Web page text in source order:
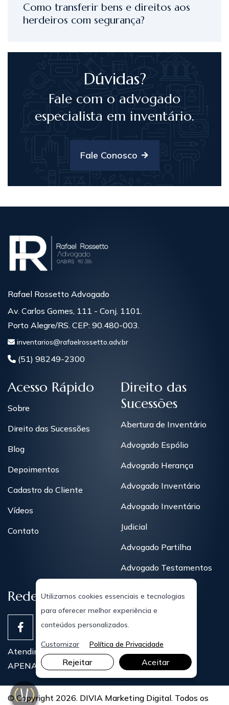
Como transferir bens e direitos aos
herdeiros com segurança?
Dúvidas?
Fale com o advogado
especialista em inventário.
Fale Conosco
Rafael Rossetto Advogado
Av. Carlos Gomes, 111 - Conj. 1101.
Porto Alegre/RS. CEP: 90.480-003.
inventarios@rafaelrossetto.adv.br
(51) 98249-2300
Acesso Rápido
Sobre
Direito das Sucessões
Blog
Depoimentos
Cadastro do Cliente
Vídeos
Contato
Direito das
Sucessões
Abertura de Inventário
Advogado Espólio
Advogado Herança
Advogado Inventário
Advogado Inventário
Judicial
Advogado Partilha
Advogado Testamentos
Redes Sociais
Atendimentos Presenciais
APENAS COM AGENDAMENTO PRÉVIO
© Copyright 2026. DIVIA Marketing Digital. Todos os
Utilizamos cookies essenciais e tecnologias
para oferecer melhor experiência e
conteúdos personalizados.
Customizar Política de Privacidade
Rejeitar Aceitar